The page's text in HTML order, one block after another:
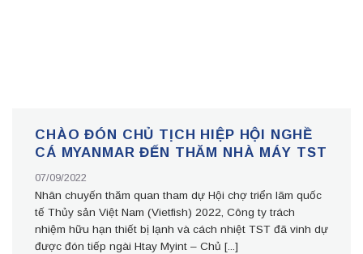
CHÀO ĐÓN CHỦ TỊCH HIỆP HỘI NGHỀ
CÁ MYANMAR ĐẾN THĂM NHÀ MÁY TST
07/09/2022
Nhân chuyến thăm quan tham dự Hội chợ triển lãm quốc
tế Thủy sản Việt Nam (Vietfish) 2022, Công ty trách
nhiệm hữu hạn thiết bị lạnh và cách nhiệt TST đã vinh dự
được đón tiếp ngài Htay Myint – Chủ [...]